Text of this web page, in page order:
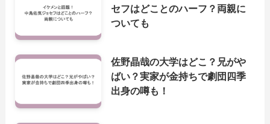
セフはどことのハーフ？両親に
ついても
佐野晶哉の大学はどこ？兄がや
ばい？実家が金持ちで劇団四季
出身の噂も！